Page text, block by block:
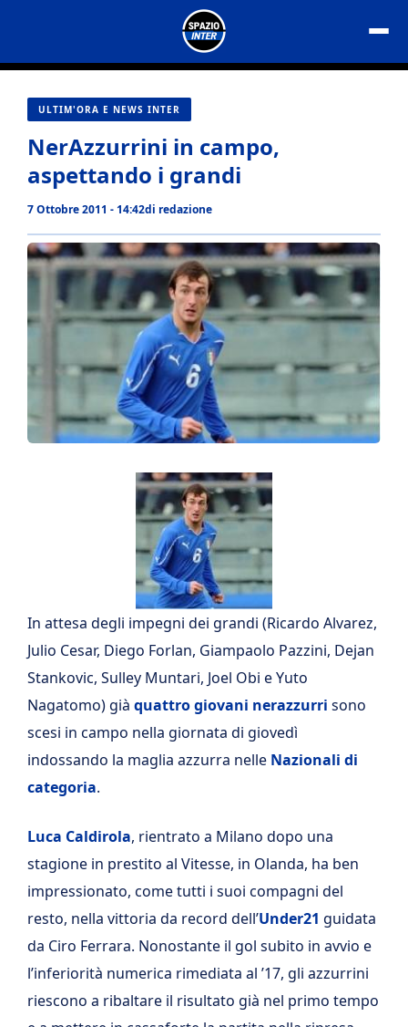
contenuto
ULTIM'ORA E NEWS INTER
NerAzzurrini in campo,
aspettando i grandi
7 Ottobre 2011 - 14:42di redazione
In attesa degli impegni dei grandi (Ricardo Alvarez,
Julio Cesar, Diego Forlan, Giampaolo Pazzini, Dejan
Stankovic, Sulley Muntari, Joel Obi e Yuto
Nagatomo) già quattro giovani nerazzurri sono
scesi in campo nella giornata di giovedì
indossando la maglia azzurra nelle Nazionali di
categoria.
Luca Caldirola, rientrato a Milano dopo una
stagione in prestito al Vitesse, in Olanda, ha ben
impressionato, come tutti i suoi compagni del
resto, nella vittoria da record dell’Under21 guidata
da Ciro Ferrara. Nonostante il gol subito in avvio e
l’inferiorità numerica rimediata al ’17, gli azzurrini
riescono a ribaltare il risultato già nel primo tempo